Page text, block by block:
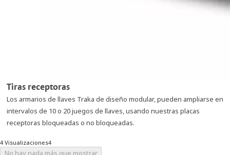
Tiras receptoras
Los armarios de llaves Traka de diseño modular, pueden ampliarse en
intervalos de 10 o 20 juegos de llaves, usando nuestras placas
receptoras bloqueadas o no bloqueadas.
4 Visualizaciones4
No hay nada más que mostrar